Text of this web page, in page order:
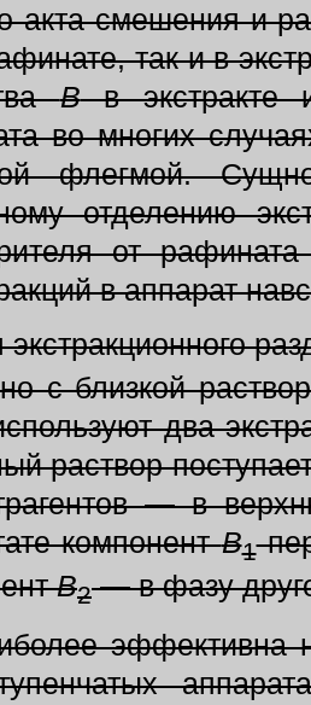
акта смешения и
так и в
Вв экстракте
во многих
флегмой.
отделению
от
в аппарат
с близкой
два
раствор
— в
компонентB1
B2—в фазу
эффективна